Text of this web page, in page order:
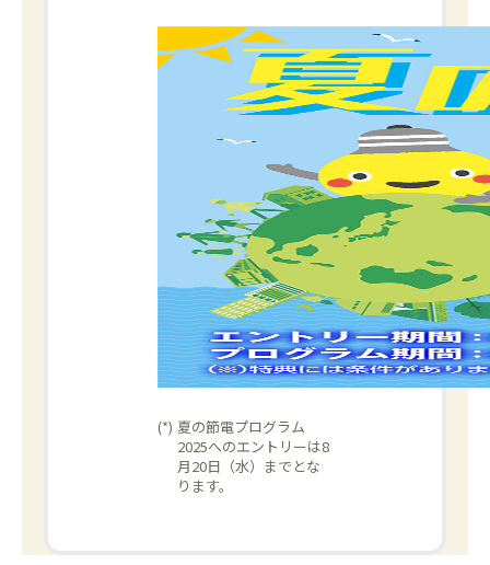
(*) 夏の節電プログラム
2025へのエントリーは8
月20日（水）までとな
ります。